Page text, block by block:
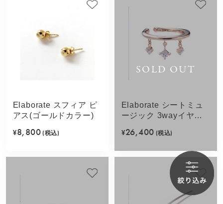
Elaborate スフィア ピ
アス(ゴールドカラー)
¥8,800 (税込)
SOLD OUT
Elaborate シートミュ
ージック 3wayイヤカ
ー)
¥26,400 (税込)